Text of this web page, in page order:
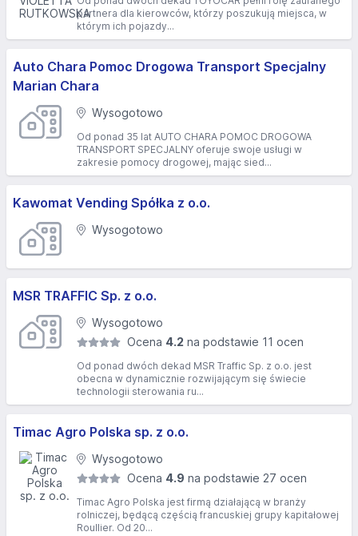
partnera dla kierowców, którzy poszukują miejsca, w
którym ich pojazdy...
Auto Chara Pomoc Drogowa Transport Specjalny
Marian Chara
Wysogotowo
Od ponad 35 lat AUTO CHARA POMOC DROGOWA
TRANSPORT SPECJALNY oferuje swoje usługi w
zakresie pomocy drogowej, mając sied...
Kawomat Vending Spółka z o.o.
Wysogotowo
MSR TRAFFIC Sp. z o.o.
Wysogotowo
Ocena 4.2 na podstawie 11 ocen
Od ponad dwóch dekad MSR Traffic Sp. z o.o. jest
obecna w dynamicznie rozwijającym się świecie
technologii sterowania ru...
Timac Agro Polska sp. z o.o.
Wysogotowo
Ocena 4.9 na podstawie 27 ocen
Timac Agro Polska jest firmą działającą w branży
rolniczej, będącą częścią francuskiej grupy kapitałowej
Roullier. Od 20...